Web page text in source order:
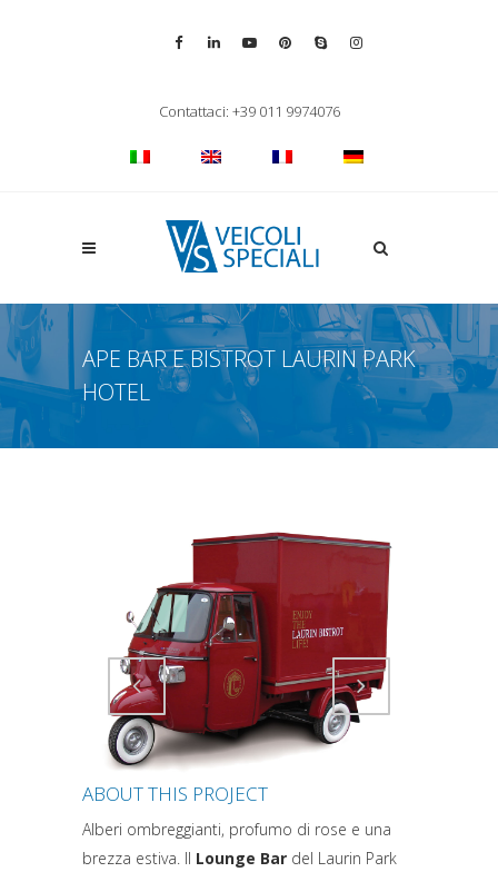
Contattaci: +39 011 9974076
Apri la ricerca
APE BAR E BISTROT LAURIN PARK
HOTEL
Attiva comando Attiva comando
ABOUT THIS PROJECT
Alberi ombreggianti, profumo di rose e una
brezza estiva. Il Lounge Bar del Laurin Park